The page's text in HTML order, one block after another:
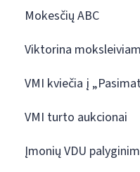
Mokesčių ABC
Viktorina
VMI kviečia į
VMI turto aukcionai
Įmonių VDU